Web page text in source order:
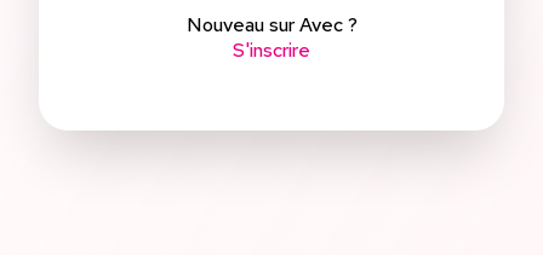
Nouveau sur Avec ?
S'inscrire